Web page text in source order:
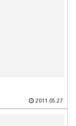
2011.05.27